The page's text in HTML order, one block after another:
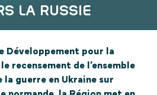
LA RUSSIE
Développement pour la
recensement de l’ensemble
la guerre en Ukraine sur